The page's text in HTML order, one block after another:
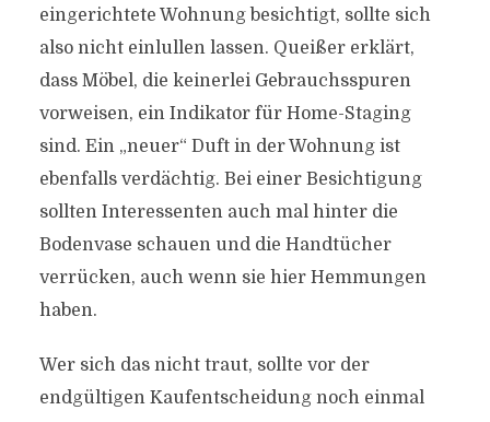
eingerichtete Wohnung besichtigt, sollte sich
also nicht einlullen lassen. Queißer erklärt,
dass Möbel, die keinerlei Gebrauchsspuren
vorweisen, ein Indikator für Home-Staging
sind. Ein „neuer“ Duft in der Wohnung ist
ebenfalls verdächtig. Bei einer Besichtigung
sollten Interessenten auch mal hinter die
Bodenvase schauen und die Handtücher
verrücken, auch wenn sie hier Hemmungen
haben.
Wer sich das nicht traut, sollte vor der
endgültigen Kaufentscheidung noch einmal